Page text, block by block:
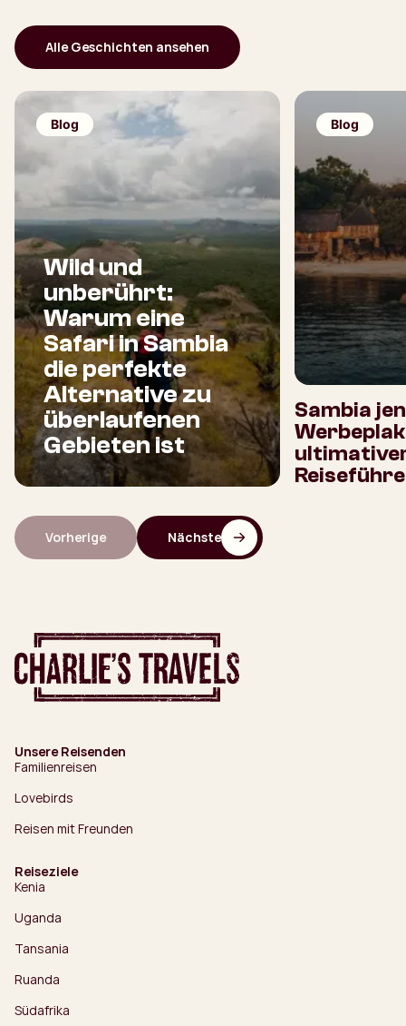
Alle Geschichten ansehen
Blog
Wild und
unberührt:
Warum eine
Safari in Sambia
die perfekte
Alternative zu
überlaufenen
Gebieten ist
Blog
Sambia
Vorherige Nächste
Unsere Reisenden
Familienreisen
Lovebirds
Reisen mit Freunden
Reiseziele
Kenia
Uganda
Tansania
Ruanda
Südafrika